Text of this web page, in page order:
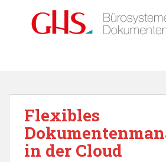
Flexibles
in der Cloud